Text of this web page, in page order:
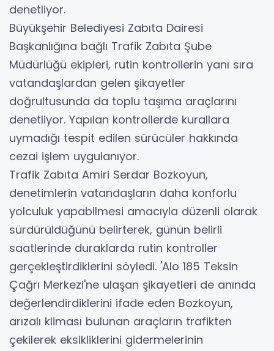
denetliyor.
Büyükşehir Belediyesi Zabıta Dairesi
Başkanlığına bağlı Trafik Zabıta Şube
Müdürlüğü ekipleri, rutin kontrollerin yanı sıra
vatandaşlardan gelen şikayetler
doğrultusunda da toplu taşıma araçlarını
denetliyor. Yapılan kontrollerde kurallara
uymadığı tespit edilen sürücüler hakkında
cezai işlem uygulanıyor.
Trafik Zabıta Amiri Serdar Bozkoyun,
denetimlerin vatandaşların daha konforlu
yolculuk yapabilmesi amacıyla düzenli olarak
sürdürüldüğünü belirterek, günün belirli
saatlerinde duraklarda rutin kontroller
gerçekleştirdiklerini söyledi. 'Alo 185 Teksin
Çağrı Merkezi'ne ulaşan şikayetleri de anında
değerlendirdiklerini ifade eden Bozkoyun,
arızalı kliması bulunan araçların trafikten
çekilerek eksikliklerini gidermelerinin